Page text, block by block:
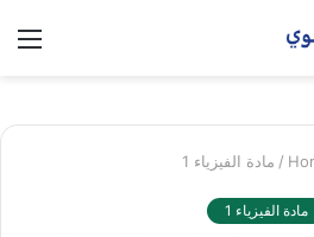
/ مادة الفيزياء 1
مادة الفيزياء 1